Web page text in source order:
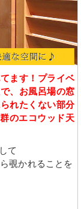
ます！プライベ
、お風呂場の窓
れたくない部分
のエコウッド天
て
覗かれることを